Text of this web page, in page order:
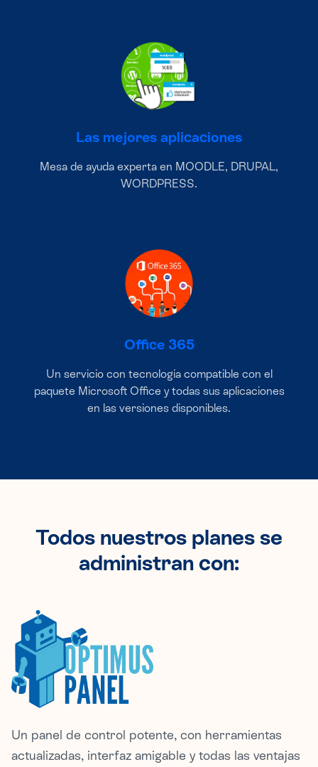
Las mejores aplicaciones
Mesa de ayuda experta en MOODLE, DRUPAL,
WORDPRESS.
Office 365
Un servicio con tecnología compatible con el
paquete Microsoft Office y todas sus aplicaciones
en las versiones disponibles.
Todos nuestros planes se
administran con:
Un panel de control potente, con herramientas
actualizadas, interfaz amigable y todas las ventajas